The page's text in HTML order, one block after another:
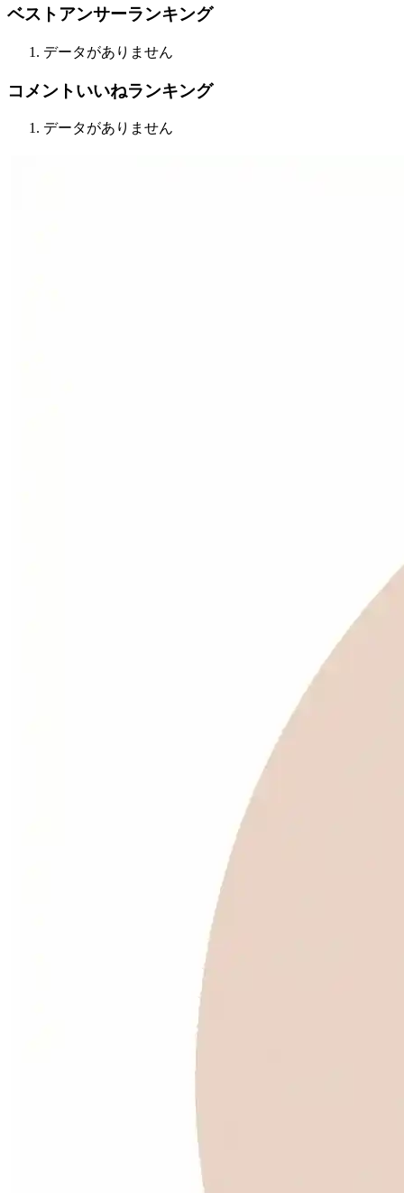
ベストアンサーランキング
データがありません
コメントいいねランキング
データがありません